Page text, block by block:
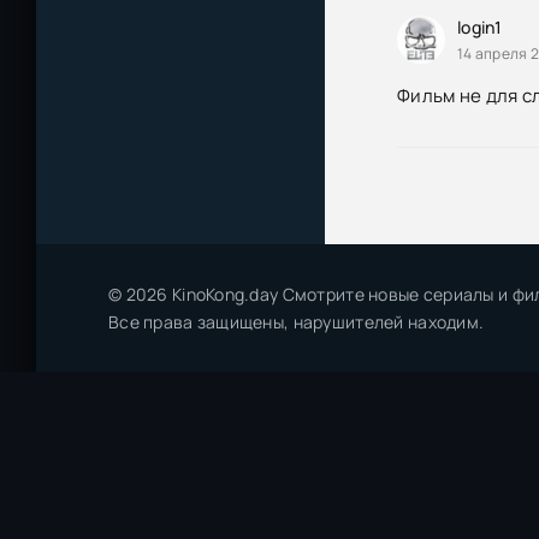
Презрение /
login1
14 апреля
Фильм не для
© 2026 KinoKong.day Смотрите новые сериалы и
Все права защищены, нарушителей находим.